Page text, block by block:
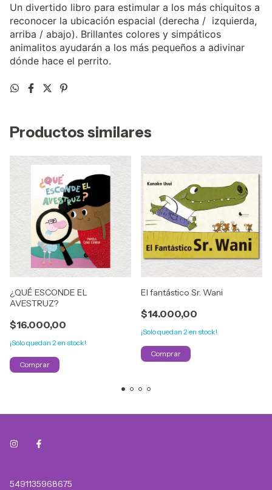
Un divertido libro para estimular a los más chiquitos a
reconocer la ubicación espacial (derecha / izquierda,
arriba / abajo). Brillantes colores y simpáticos
animalitos ayudarán a los más pequeños a adivinar
dónde hace el perrito.
Productos similares
¿QUÉ ESCONDE EL
AVESTRUZ?
$16.000,00
¡Solo quedan 2 en stock!
El fantástico Sr. Wani
$14.000,00
¡Solo quedan 2 en stock!
5491135968675